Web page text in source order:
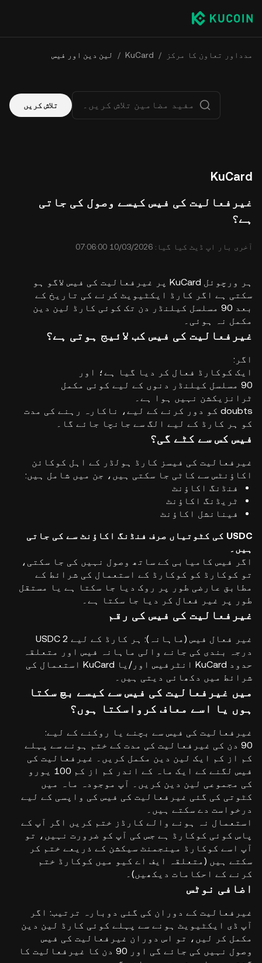
مدداور تعاون کا مرکز /
KuCard
/ لین دین اور فیس
تلاش کریں
KuCard
غیرفعالیت کی فیس کیسے وصول کی جاتی
ہے؟
آخری بار اپ ڈیٹ کیا گیا: ⁦07:06:00 10/03/2026⁩
ہر ورچوئل KuCard پر غیرفعالیت کی فیس لاگو ہو
سکتی ہے اگر کارڈ ایکٹیویٹ کرنے کی تاریخ کے
بعد 90 مسلسل کیلنڈر دن تک کوئی کارڈ لین دین
مکمل نہ ہوئی۔
غیرفعالیت کی فیس کب لائیج ہوتی ہے؟
اگر:
ایک کوکارڈ فعال کر دیا گیا ہے؛ اور
90 مسلسل کیلنڈر دنوں کے لیے کوئی مکمل
ٹرانزیکشن نہیں ہوا ہے۔
doubts کو دور کرنے کے لیے، ناکارہ رہنے کی مدت
کو ہر کارڈ کے لیے الگ سے جانچا جائے گا۔
فیس کس سے کٹے گی؟
غیرفعالیت کی فیسز کارڈ ہولڈر کے اہل کوکائن
اکاؤنٹس سے کاٹی جا سکتی ہیں، جن میں شامل ہیں:
فنڈنگ اکاؤنٹ
ٹریڈنگ اکاؤنٹ
فینانشل اکاؤنٹ
USDC کی کٹوتیاں صرف فنڈنگ اکاؤنٹ سے کی جاتی
ہیں۔
اگر فیس کامیابی کے ساتھ وصول نہیں کی جا سکتی،
تو کوکارڈ کو کوکارڈ کے استعمال کی شرائط کے
مطابق عارضی طور پر روک دیا جا سکتا ہے یا مستقل
طور پر غیر فعال کر دیا جا سکتا ہے۔
غیرفعالیت کی فیس کی رقم
غیر فعال فیس (ماہانہ): ہر کارڈ کے لیے 2 USDC
درجہ بندی کی جانے والی ماہانہ فیس اور متعلقہ
حدود KuCard انٹرفیس اور/یا KuCard استعمال کی
شرائط میں دکھائی دیتی ہیں۔
میں غیرفعالیت کی فیس سے کیسے بچ سکتا
ہوں یا اسے معاف کرواسکتا ہوں؟
غیرفعالیت کی فیس سے بچنے یا روکنے کے لیے:
90 دن کی غیرفعالیت کی مدت کے ختم ہونے سے پہلے
کم از کم ایک لین دین مکمل کریں۔ غیرفعالیت کی
فیس لگنے کے ایک ماہ کے اندر کم از کم 100 یورو
کی مجموعی لین دین کریں۔ آپ موجودہ ماہ میں
کٹوتی کی گئی غیرفعالیت کی فیس کی واپسی کے لیے
درخواست دے سکتے ہیں۔
استعمال نہ ہونے والے کارڈز ختم کریں اگر آپ کے
پاس کوئی کوکارڈ ہے جس کی آپ کو ضرورت نہیں، تو
آپ اسے کوکارڈ مینجمنٹ سیکشن کے ذریعے ختم کر
سکتے ہیں (متعلقہ ایف اے کیو میں کوکارڈ ختم
کرنے کے احکامات دیکھیں)۔
اضافی نوٹس
غیرفعالیت کے دوران کی گئی دوبارہ ترتیب: اگر
آپ ڈی ایکٹیویٹ ہونے سے پہلے کوئی کارڈ لین دین
مکمل کر لیں، تو اس دوران غیرفعالیت کی فیس
وصول نہیں کی جائے گی اور 90 دن کا غیرفعالیت کا